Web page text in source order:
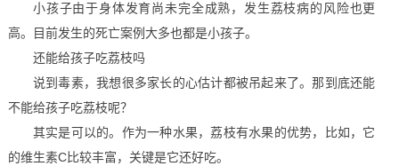
小孩子由于身体发育尚未完全成熟，发生荔枝病的风险也更
高。目前发生的死亡案例大多也都是小孩子。
还能给孩子吃荔枝吗
说到毒素，我想很多家长的心估计都被吊起来了。那到底还能
不能给孩子吃荔枝呢？
其实是可以的。作为一种水果，荔枝有水果的优势，比如，它
的维生素C比较丰富，关键是它还好吃。